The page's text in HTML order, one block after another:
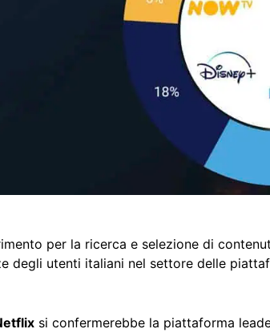
per la ricerca e selezione di
degli utenti italiani nel settore delle
si confermerebbe la piattaforma